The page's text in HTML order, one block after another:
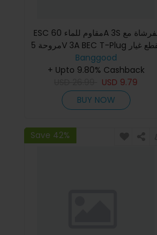
ESC مقاوم للماء 60A 3S بفرشاة مع
مروحة 5V 3A BEC T-Plug لقطع غيار
Banggood
+ Upto 9.80% Cashback
USD 9.79
BUY NOW
Save 42%